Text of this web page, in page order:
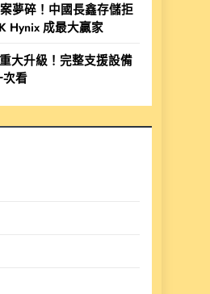
夢碎！中國長鑫存儲拒
Hynix 成最大贏家
大升級！完整支援設備
次看